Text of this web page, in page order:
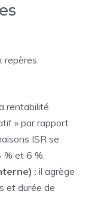
repères
rentabilité
» par rapport
ISR se
% et 6 %.
: il agrège
et durée de